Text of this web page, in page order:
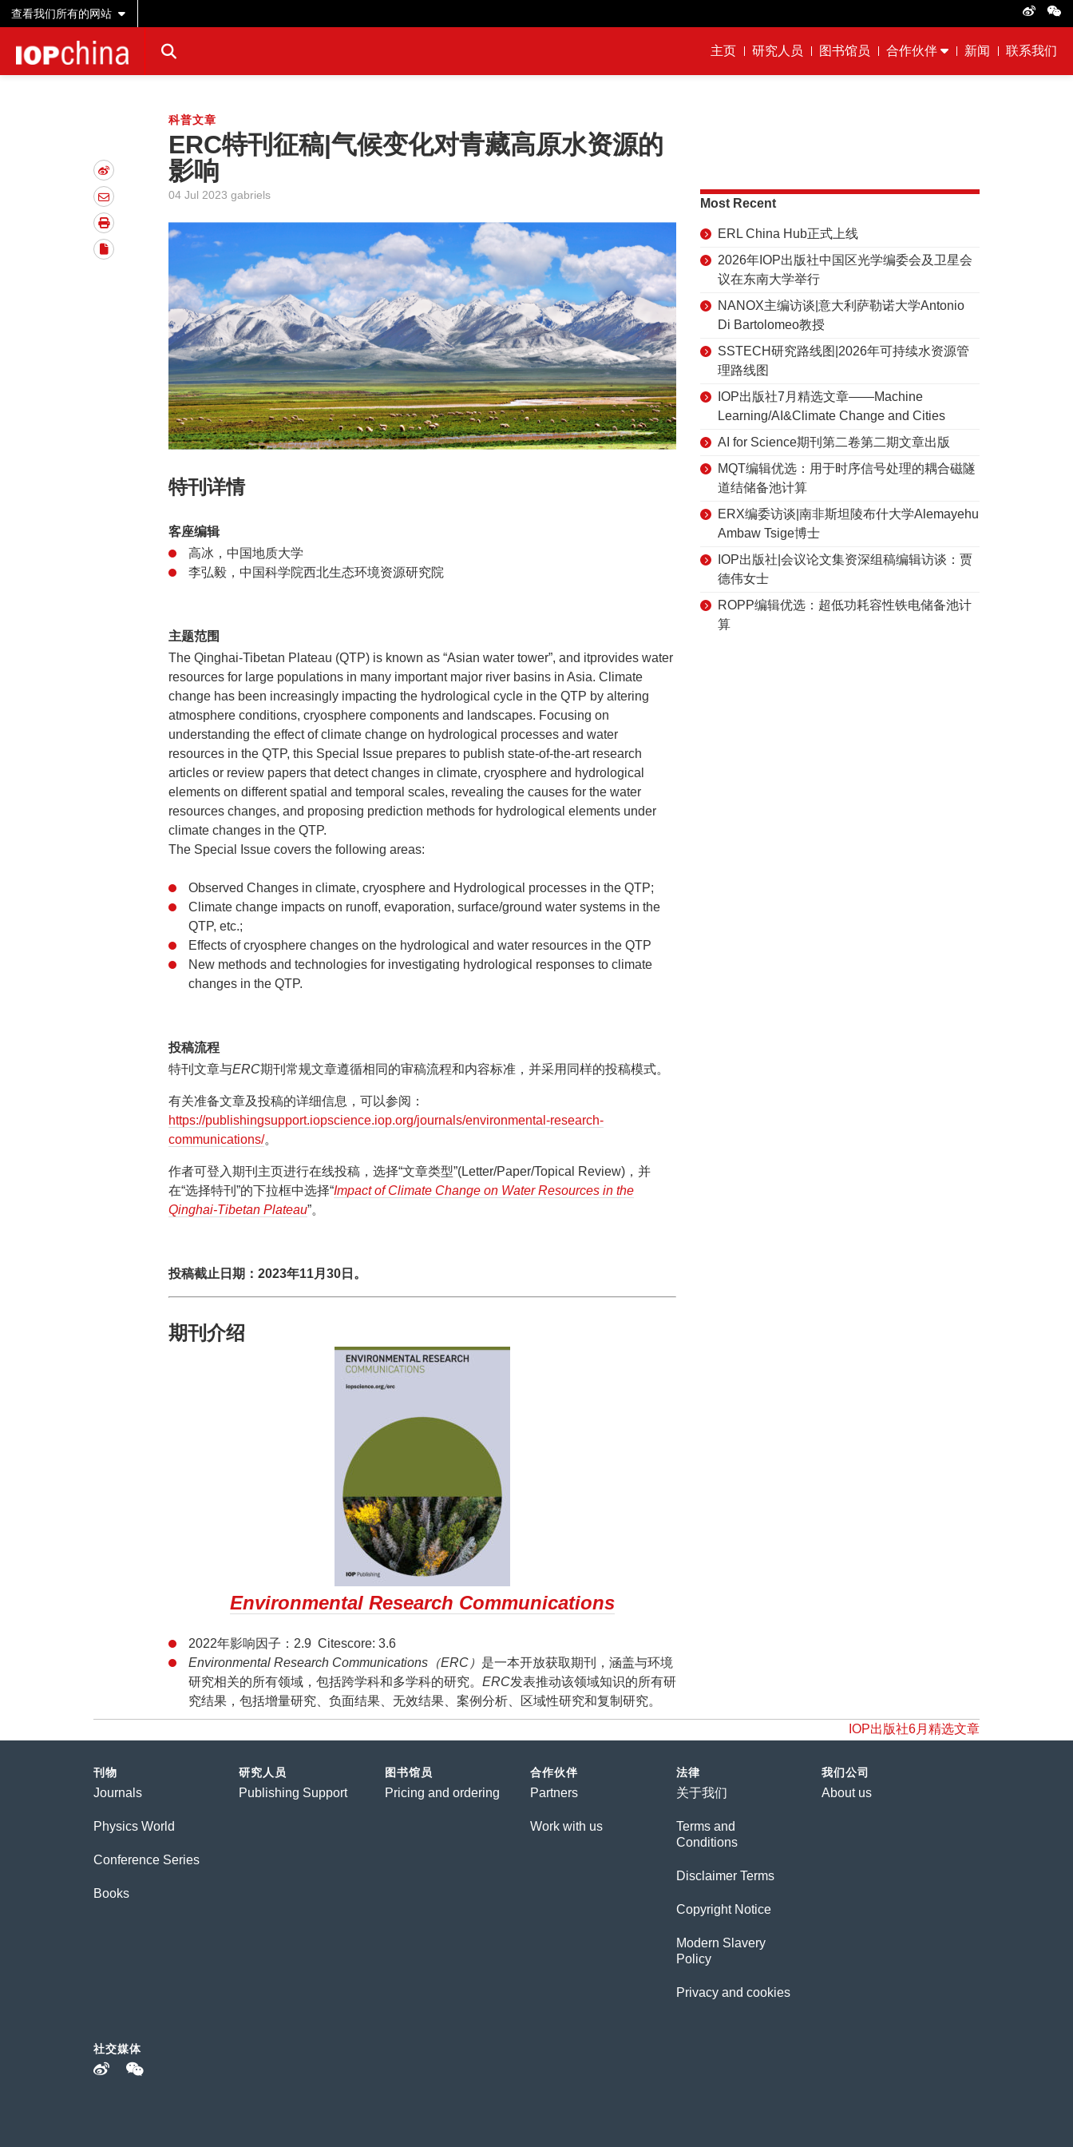
查看我们所有的网站
主页 研究人员 图书馆员 合作伙伴 新闻 联系我们
科普文章
ERC特刊征稿|气候变化对青藏高原水资源的
影响
04 Jul 2023 gabriels
特刊详情
客座编辑
高冰，中国地质大学
李弘毅，中国科学院西北生态环境资源研究院
主题范围
The Qinghai-Tibetan Plateau (QTP) is known as “Asian water tower”, and itprovides water
resources for large populations in many important major river basins in Asia. Climate
change has been increasingly impacting the hydrological cycle in the QTP by altering
atmosphere conditions, cryosphere components and landscapes. Focusing on
understanding the effect of climate change on hydrological processes and water
resources in the QTP, this Special Issue prepares to publish state-of-the-art research
articles or review papers that detect changes in climate, cryosphere and hydrological
elements on different spatial and temporal scales, revealing the causes for the water
resources changes, and proposing prediction methods for hydrological elements under
climate changes in the QTP.
The Special Issue covers the following areas:
Observed Changes in climate, cryosphere and Hydrological processes in the QTP;
Climate change impacts on runoff, evaporation, surface/ground water systems in the
QTP, etc.;
Effects of cryosphere changes on the hydrological and water resources in the QTP
New methods and technologies for investigating hydrological responses to climate
changes in the QTP.
投稿流程
特刊文章与ERC期刊常规文章遵循相同的审稿流程和内容标准，并采用同样的投稿模式。
有关准备文章及投稿的详细信息，可以参阅：
https://publishingsupport.iopscience.iop.org/journals/environmental-research-
communications/。
作者可登入期刊主页进行在线投稿，选择“文章类型”(Letter/Paper/Topical Review)，并
在“选择特刊”的下拉框中选择“Impact of Climate Change on Water Resources in the
Qinghai-Tibetan Plateau”。
投稿截止日期：2023年11月30日。
期刊介绍
Environmental Research Communications
2022年影响因子：2.9 Citescore: 3.6
Environmental Research Communications（ERC） 是一本开放获取期刊，涵盖与环境
研究相关的所有领域，包括跨学科和多学科的研究。 ERC发表推动该领域知识的所有研
究结果，包括增量研究、负面结果、无效结果、案例分析、区域性研究和复制研究。
Most Recent
ERL China Hub正式上线
2026年IOP出版社中国区光学编委会及卫星会
议在东南大学举行
NANOX主编访谈|意大利萨勒诺大学Antonio
Di Bartolomeo教授
SSTECH研究路线图|2026年可持续水资源管
理路线图
IOP出版社7月精选文章——Machine
Learning/AI&Climate Change and Cities
AI for Science期刊第二卷第二期文章出版
MQT编辑优选：用于时序信号处理的耦合磁隧
道结储备池计算
ERX编委访谈|南非斯坦陵布什大学Alemayehu
Ambaw Tsige博士
IOP出版社|会议论文集资深组稿编辑访谈：贾
德伟女士
ROPP编辑优选：超低功耗容性铁电储备池计
算
IOP出版社6月精选文章
刊物
Journals
Physics World
Conference Series
Books
研究人员
Publishing Support
图书馆员
Pricing and ordering
合作伙伴
Partners
Work with us
法律
关于我们
Terms and
Conditions
Disclaimer Terms
Copyright Notice
Modern Slavery
Policy
Privacy and cookies
我们公司
About us
社交媒体